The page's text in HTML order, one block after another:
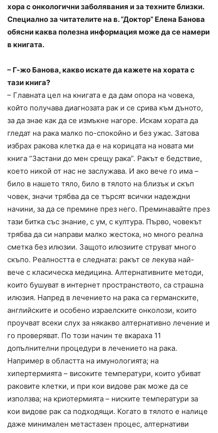
хора с онкологични заболявания и за техните близки.
Специално за читателите на в. “Доктор” Елена Банова
обясни каква полезна информация може да се намери
в книгата.
– Г-жо Банова, какво искате да кажете на хората с
тази книга?
– Главната цел на книгата е да дам опора на човека,
който получава диагнозата рак и се срива към дъното,
за да знае как да се измъкне нагоре. Искам хората да
гледат на рака малко по-спокойно и без ужас. Затова
избрах ракова клетка да е на корицата на новата ми
книга “Застани до мен срещу рака”. Ракът е бедствие,
което никой от нас не заслужава. И ако вече го има –
било в нашето тяло, било в тялото на близък и скъп
човек, значи трябва да се търсят всички надеждни
начини, за да се премине през него. Преминавайте през
тази битка със знание, с ум, с култура. Първо, човекът
трябва да си направи малко жестока, но много реална
сметка без илюзии. Защото илюзиите струват много
скъпо. Реалността е следната: ракът се лекува най-
вече с класическа медицина. Алтернативните методи,
които бушуват в интернет пространството, са страшна
илюзия. Напред в лечението на рака са германските,
английските и особено израелските онколози, които
проучват всеки слух за някакво алтернативно лечение и
го проверяват. По този начин те вкараха 11
допълнителни процедури в лечението на рака.
Например в областта на имунологията; на
хипертермията – високите температури, които убиват
раковите клетки, и при кои видове рак може да се
използва; на криотермията – ниските температури за
кои видове рак са подходящи. Когато в тялото е налице
даже минимален метастазен процес, алтернативи